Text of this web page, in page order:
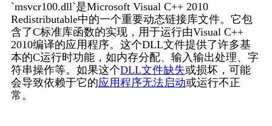
`msvcr100.dll`是Microsoft Visual C++ 2010
Redistributable中的一个重要动态链接库文件。它包
含了C标准库函数的实现，用于运行由Visual C++
2010编译的应用程序。这个DLL文件提供了许多基
本的C运行时功能，如内存分配、输入输出处理、字
符串操作等。如果这个DLL文件缺失或损坏，可能
会导致依赖于它的应用程序无法启动或运行不正
常。